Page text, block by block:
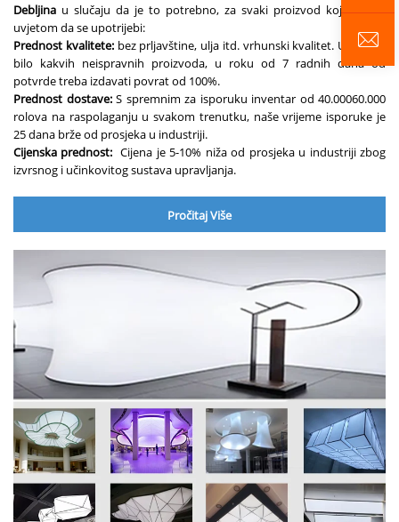
Debljina u slučaju da je to potrebno, za svaki proizvod koji je pod
uvjetom da se upotrijebi:
Prednost kvalitete: bez prljavštine, ulja itd. vrhunski kvalitet. U slučaju
bilo kakvih neispravnih proizvoda, u roku od 7 radnih dana od
potvrde treba izdavati povrat od 100%.
Prednost dostave: S spremnim za isporuku inventar od 40.00060.000
rolova na raspolaganju u svakom trenutku, naše vrijeme isporuke je
25 dana brže od prosjeka u industriji.
Cijenska prednost: Cijena je 5-10% niža od prosjeka u industriji zbog
izvrsnog i učinkovitog sustava upravljanja.
Pročitaj Više